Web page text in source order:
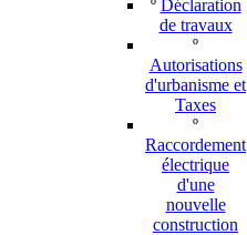
º Déclaration
de travaux
º
Autorisations
d'urbanisme et
Taxes
º
Raccordement
électrique
d'une
nouvelle
construction